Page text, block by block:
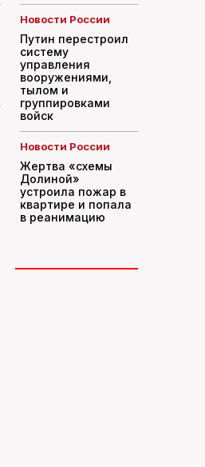
Новости России
Путин перестроил
систему
управления
вооружениями,
тылом и
группировками
войск
Новости России
Жертва «схемы
Долиной»
устроила пожар в
квартире и попала
в реанимацию